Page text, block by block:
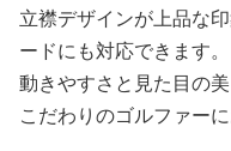
立襟デザインが上品な
ードにも対応できます。
動きやすさと見た目の
こだわりのゴルファー